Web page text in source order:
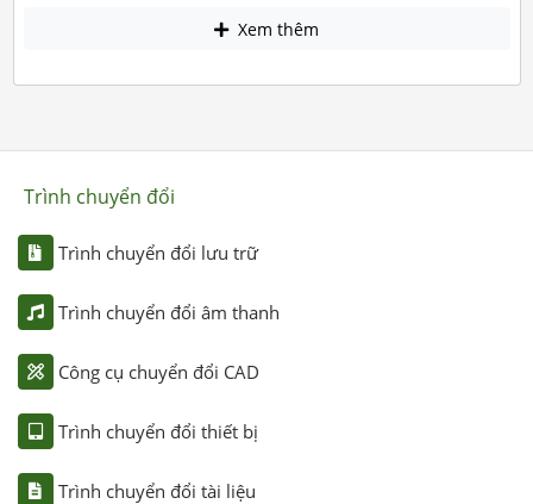
Xem thêm
Trình chuyển đổi
Trình chuyển đổi lưu trữ
Trình chuyển đổi âm thanh
Công cụ chuyển đổi CAD
Trình chuyển đổi thiết bị
Trình chuyển đổi tài liệu